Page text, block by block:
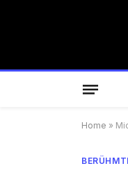
Home »